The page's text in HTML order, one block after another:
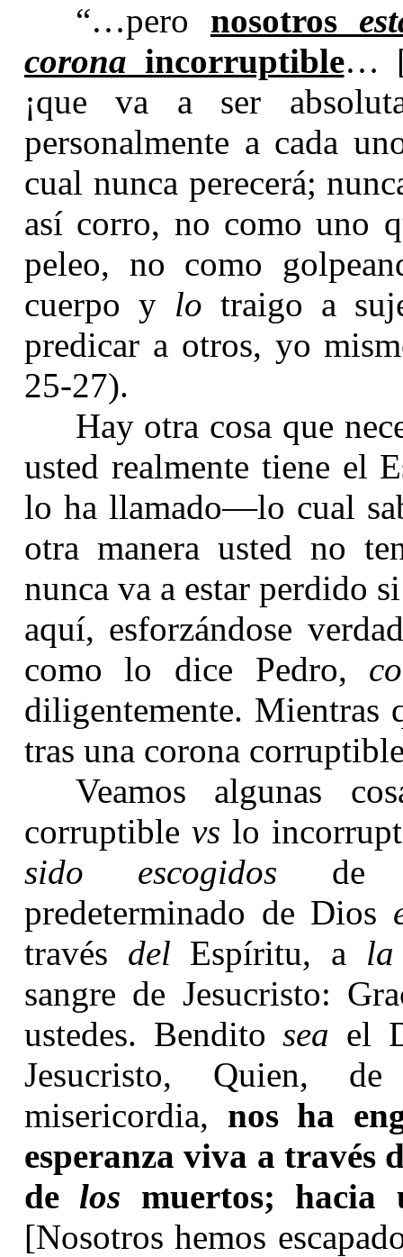
“…pero nosotros
corona incorruptible…
¡que va a ser
personalmente a cada
cual nunca perecerá;
así corro, no como uno
peleo, no como
cuerpo y lo traigo a
predicar a otros, yo
25-27).
Hay otra cosa que
usted realmente tiene el
lo ha llamado—lo cual
otra manera usted no
nunca va a estar perdido
aquí, esforzándose
como lo dice Pedro,
diligentemente. Mientras
tras una corona
Veamos algunas
corruptible vs lo
sido escogidos de
predeterminado de Dios
través del Espíritu, a la
sangre de Jesucristo:
ustedes. Benditosea el
Jesucristo, Quien,
misericordia, nos ha
esperanza viva a través
de los muertos;
[Nosotros hemos